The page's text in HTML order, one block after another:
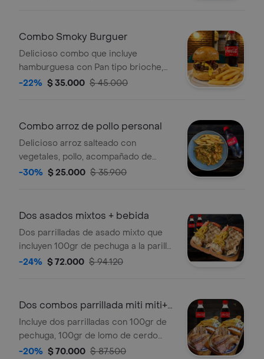
Combo Smoky Burguer
Delicioso combo que incluye
hamburguesa con Pan tipo brioche,
Mayo siracha, Carne premium, Queso
Acompañado de porcion de papas y
-22% $ 35.000 $ 45.000
Combo arroz de pollo personal
Delicioso arroz salteado con
vegetales, pollo, acompañado de
papas a la francesa y coca cola
-30% $ 25.000 $ 35.900
Dos asados mixtos + bebida
Dos parrilladas de asado mixto que
incluyen 100gr de pechuga a la parilla,
acompañado de 1 chorizo artesanal,
queso costeño y 2 coca colas 250ml.
-24% $ 72.000 $ 94.120
Dos combos parrillada miti miti+
bebidas
Incluye dos parrilladas con 100gr de
pechuga, 100gr de lomo de cerdo
acompañados de papas a la francesa,
-20% $ 70.000 $ 87.500